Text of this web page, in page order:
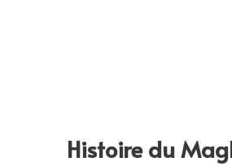
Histoire du